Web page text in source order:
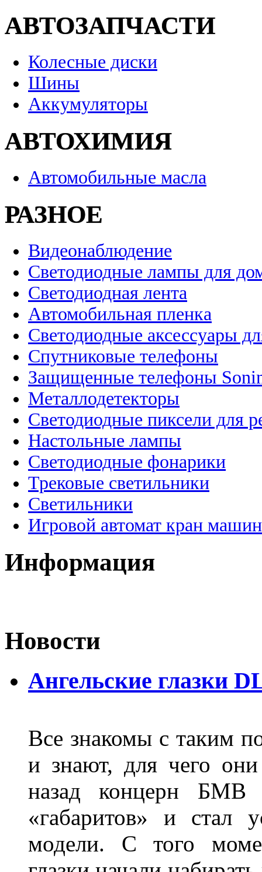
АВТОЗАПЧАСТИ
Колесные диски
Шины
Аккумуляторы
АВТОХИМИЯ
Автомобильные масла
РАЗНОЕ
Видеонаблюдение
Светодиодные лампы для
Светодиодная лента
Автомобильная пленка
Светодиодные аксессуары
Спутниковые телефоны
Защищенные телефоны
Металлодетекторы
Светодиодные пиксели для
Настольные лампы
Светодиодные фонарики
Трековые светильники
Светильники
Игровой автомат кран
Информация
Новости
Ангельские глазки
Все знакомы с таким
и знают, для чего
назад концерн БМВ
«габаритов» и стал
модели. С того